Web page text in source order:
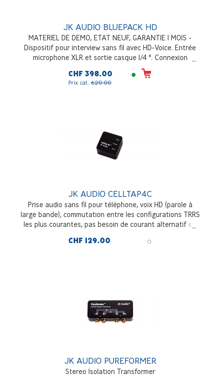
JK AUDIO BLUEPACK HD
MATERIEL DE DEMO, ETAT NEUF, GARANTIE 1 MOIS -
Dispositif pour interview sans fil avec HD-Voice. Entrée
microphone XLR et sortie casque 1/4 ". Connexion
Bluetooth HD au smartphone. Compatibilité Bluetooth
HD de votre smartphone à vérifier
CHF 398.00
Prix cat. 620.00
JK AUDIO CELLTAP4C
Prise audio sans fil pour téléphone, voix HD (parole à
large bande), commutation entre les configurations TRRS
les plus courantes, pas besoin de courant alternatif ou
CHF 129.00
JK AUDIO PUREFORMER
Stereo Isolation Transformer